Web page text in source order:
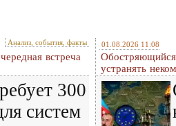
Анализ, события, факты
встреча
300
систем
01.08.2026 11:08
устранять